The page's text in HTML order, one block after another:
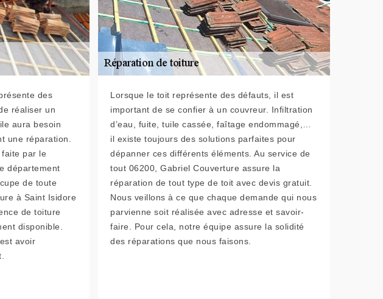
des
réaliser un
aura besoin
une réparation.
par le
département
de toute
à Saint Isidore
de toiture
disponible.
avoir
Lorsque le toit représente des défauts, il est
important de se confier à un couvreur. Infiltration
d’eau, fuite, tuile cassée, faîtage endommagé,…
il existe toujours des solutions parfaites pour
dépanner ces différents éléments. Au service de
tout 06200, Gabriel Couverture assure la
réparation de tout type de toit avec devis gratuit.
Nous veillons à ce que chaque demande qui nous
parvienne soit réalisée avec adresse et savoir-
faire. Pour cela, notre équipe assure la solidité
des réparations que nous faisons.